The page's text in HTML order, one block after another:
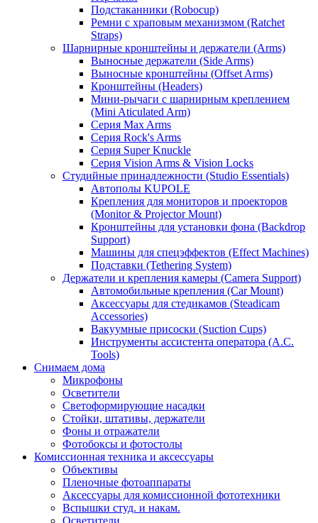
Подстаканники (Robocup)
Ремни с храповым механизмом (Ratchet
Straps)
Шарнирные кронштейны и держатели (Arms)
Выносные держатели (Side Arms)
Выносные кронштейны (Offset Arms)
Кронштейны (Headers)
Мини-рычаги с шарнирным креплением
(Mini Aticulated Arm)
Серия Max Arms
Серия Rock's Arms
Серия Super Knuckle
Серия Vision Arms & Vision Locks
Студийные принадлежности (Studio Essentials)
Автополы KUPOLE
Крепления для мониторов и проекторов
(Monitor & Projector Mount)
Кронштейны для установки фона (Backdrop
Support)
Машины для спецэффектов (Effect Machines)
Подставки (Tethering System)
Держатели и крепления камеры (Camera Support)
Автомобильные крепления (Car Mount)
Аксессуары для стедикамов (Steadicam
Accessories)
Вакуумные присоски (Suction Cups)
Инструменты ассистента оператора (A.C.
Tools)
Снимаем дома
Микрофоны
Осветители
Светоформирующие насадки
Стойки, штативы, держатели
Фоны и отражатели
Фотобоксы и фотостолы
Комиссионная техника и аксессуары
Объективы
Пленочные фотоаппараты
Аксессуары для комиссионной фототехники
Вспышки студ. и накам.
Осветители